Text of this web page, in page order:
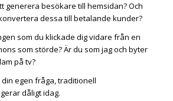
generera besökare till hemsidan? Och
dessa till betalande kunder?
som du klickade dig vidare från en
som störde? Är du som jag och byter
på tv?
egen fråga, traditionell
dåligt idag.